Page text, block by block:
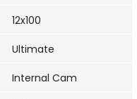
12x100
Ultimate
Internal Cam